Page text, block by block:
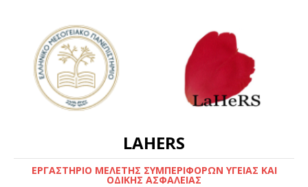
LAHERS
ΕΡΓΑΣΤΗΡΙΟ ΜΕΛΕΤΗΣ ΣΥΜΠΕΡΙΦΟΡΩΝ ΥΓΕΙΑΣ ΚΑΙ
ΟΔΙΚΗΣ ΑΣΦΑΛΕΙΑΣ